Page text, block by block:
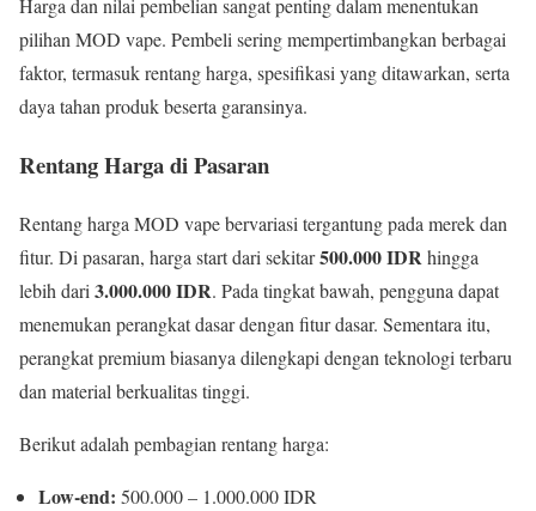
Harga dan nilai pembelian sangat penting dalam menentukan
pilihan MOD vape. Pembeli sering mempertimbangkan berbagai
faktor, termasuk rentang harga, spesifikasi yang ditawarkan, serta
daya tahan produk beserta garansinya.
Rentang Harga di Pasaran
Rentang harga MOD vape bervariasi tergantung pada merek dan
fitur. Di pasaran, harga start dari sekitar500.000 IDRhingga
lebih dari 3.000.000 IDR. Pada tingkat bawah, pengguna dapat
menemukan perangkat dasar dengan fitur dasar. Sementara itu,
perangkat premium biasanya dilengkapi dengan teknologi terbaru
dan material berkualitas tinggi.
Berikut adalah pembagian rentang harga:
Low-end: 500.000 – 1.000.000 IDR